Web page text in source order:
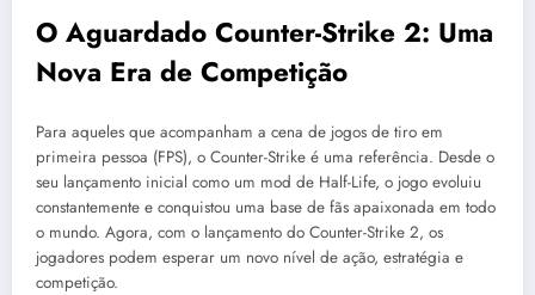
O Aguardado Counter-Strike 2: Uma
Nova Era de Competição
Para aqueles que acompanham a cena de jogos de tiro em
primeira pessoa (FPS), o Counter-Strike é uma referência. Desde o
seu lançamento inicial como um mod de Half-Life, o jogo evoluiu
constantemente e conquistou uma base de fãs apaixonada em todo
o mundo. Agora, com o lançamento do Counter-Strike 2, os
jogadores podem esperar um novo nível de ação, estratégia e
competição.